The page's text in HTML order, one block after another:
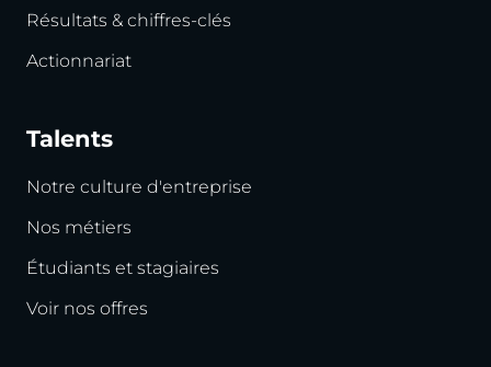
Résultats & chiffres-clés
Actionnariat
Talents
Notre culture d'entreprise
Nos métiers
Étudiants et stagiaires
Voir nos offres